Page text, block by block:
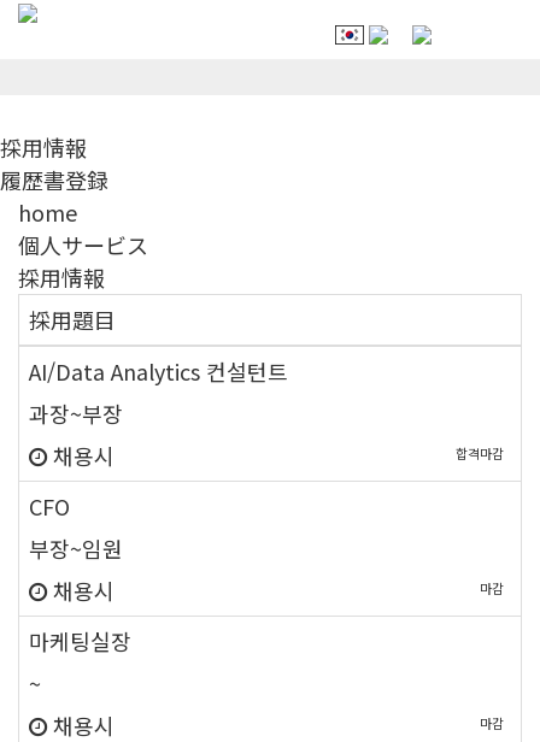
採用情報
履歴書登録
home
個人サービス
採用情報
採用題目
AI/Data Analytics 컨설턴트
과장~부장
채용시
합격마감
CFO
부장~임원
채용시
마감
마케팅실장
~
채용시
마감